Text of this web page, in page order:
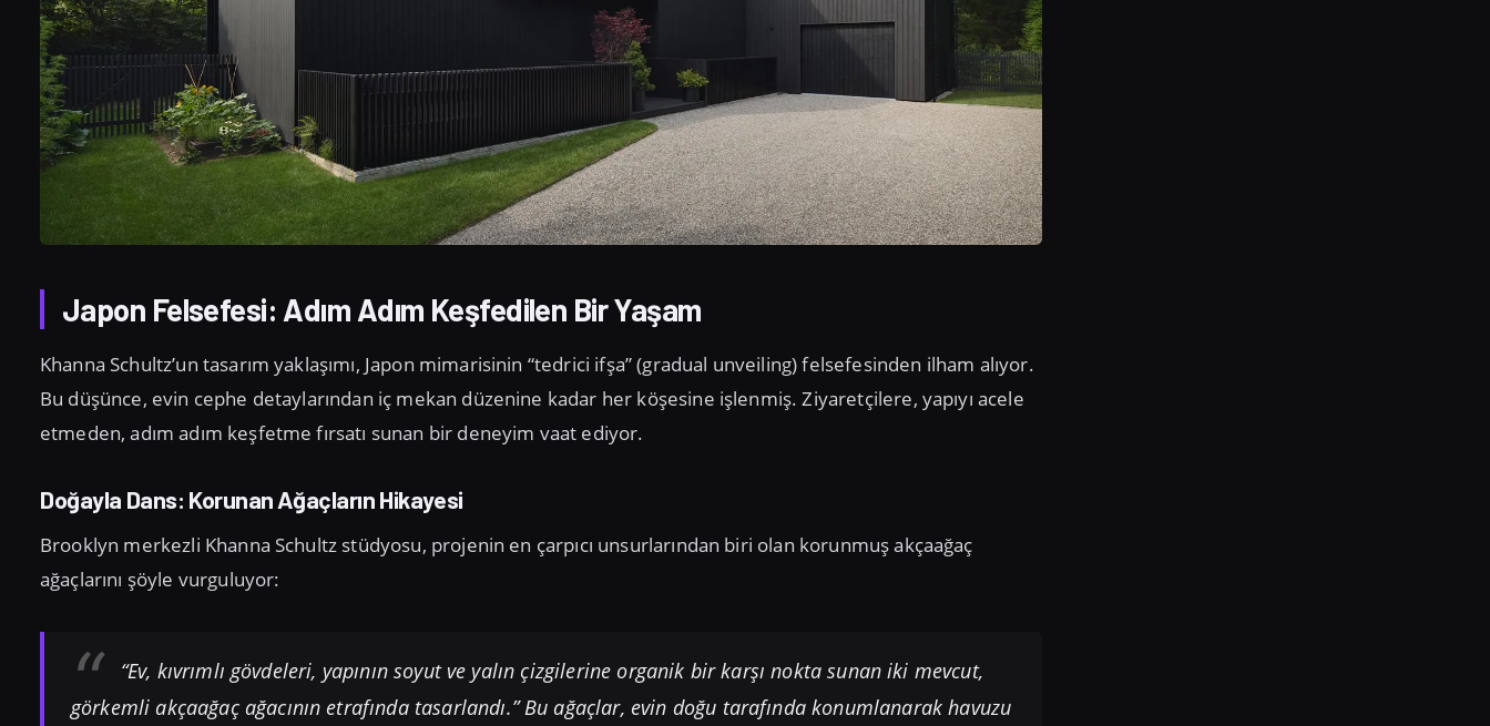
Japon Felsefesi: Adım Adım Keşfedilen Bir Yaşam
Khanna Schultz’un tasarım yaklaşımı, Japon mimarisinin “tedrici ifşa” (gradual unveiling) felsefesinden ilham alıyor.
Bu düşünce, evin cephe detaylarından iç mekan düzenine kadar her köşesine işlenmiş. Ziyaretçilere, yapıyı acele
etmeden, adım adım keşfetme fırsatı sunan bir deneyim vaat ediyor.
Doğayla Dans: Korunan Ağaçların Hikayesi
Brooklyn merkezli Khanna Schultz stüdyosu, projenin en çarpıcı unsurlarından biri olan korunmuş akçaağaç
ağaçlarını şöyle vurguluyor:
“Ev, kıvrımlı gövdeleri, yapının soyut ve yalın çizgilerine organik bir karşı nokta sunan iki mevcut,
görkemli akçaağaç ağacının etrafında tasarlandı.” Bu ağaçlar, evin doğu tarafında konumlanarak havuzu